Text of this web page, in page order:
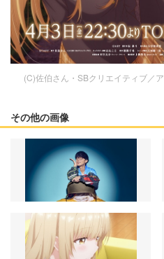
(C)佐伯さん・SBクリエイティブ／
その他の画像